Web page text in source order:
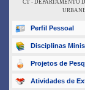
CT - DEPARTAMENTO
Perfil Pessoal
Disciplinas
Projetos de
Atividades de